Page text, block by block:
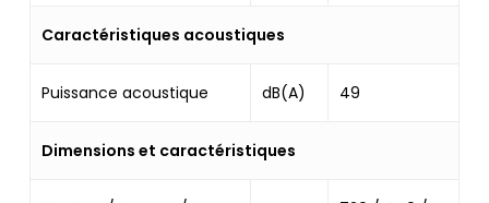
Caractéristiques acoustiques
Puissance acoustique dB(A) 49
Dimensions et caractéristiques